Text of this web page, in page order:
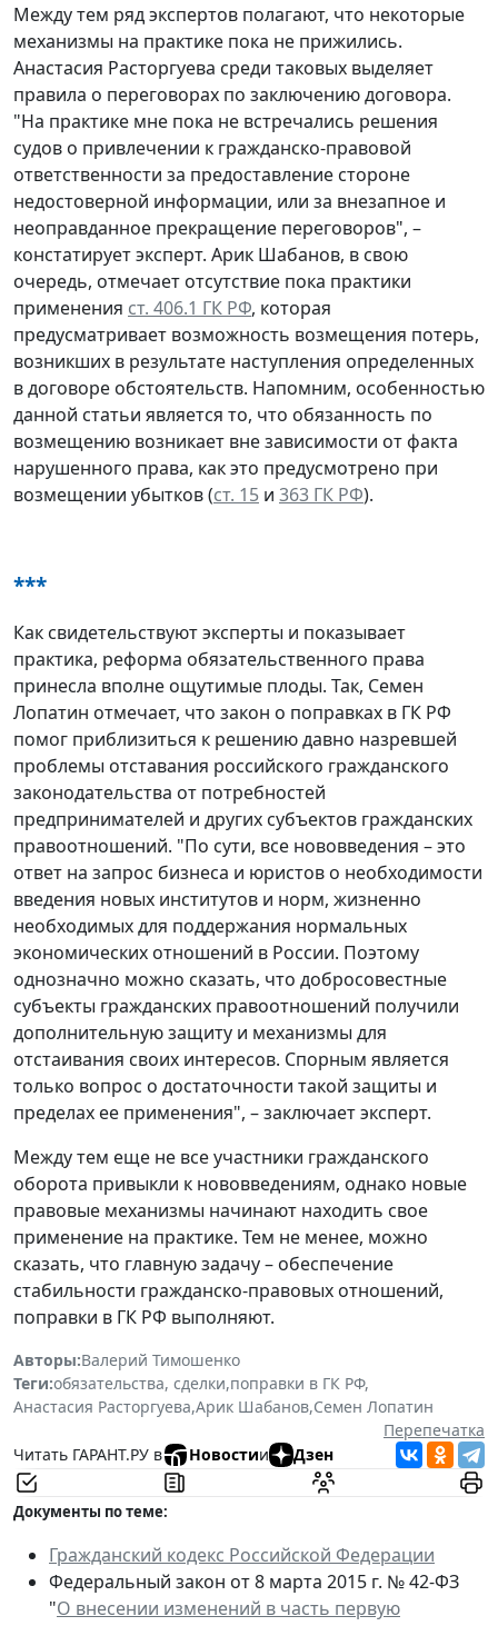
Между тем ряд экспертов полагают, что некоторые
механизмы на практике пока не прижились.
Анастасия Расторгуева среди таковых выделяет
правила о переговорах по заключению договора.
"На практике мне пока не встречались решения
судов о привлечении к гражданско-правовой
ответственности за предоставление стороне
недостоверной информации, или за внезапное и
неоправданное прекращение переговоров", –
констатирует эксперт. Арик Шабанов, в свою
очередь, отмечает отсутствие пока практики
применения ст. 406.1 ГК РФ, которая
предусматривает возможность возмещения потерь,
возникших в результате наступления определенных
в договоре обстоятельств. Напомним, особенностью
данной статьи является то, что обязанность по
возмещению возникает вне зависимости от факта
нарушенного права, как это предусмотрено при
возмещении убытков (ст. 15 и 363 ГК РФ).
***
Как свидетельствуют эксперты и показывает
практика, реформа обязательственного права
принесла вполне ощутимые плоды. Так, Семен
Лопатин отмечает, что закон о поправках в ГК РФ
помог приблизиться к решению давно назревшей
проблемы отставания российского гражданского
законодательства от потребностей
предпринимателей и других субъектов гражданских
правоотношений. "По сути, все нововведения – это
ответ на запрос бизнеса и юристов о необходимости
введения новых институтов и норм, жизненно
необходимых для поддержания нормальных
экономических отношений в России. Поэтому
однозначно можно сказать, что добросовестные
субъекты гражданских правоотношений получили
дополнительную защиту и механизмы для
отстаивания своих интересов. Спорным является
только вопрос о достаточности такой защиты и
пределах ее применения", – заключает эксперт.
Между тем еще не все участники гражданского
оборота привыкли к нововведениям, однако новые
правовые механизмы начинают находить свое
применение на практике. Тем не менее, можно
сказать, что главную задачу – обеспечение
стабильности гражданско-правовых отношений,
поправки в ГК РФ выполняют.
Авторы:Валерий Тимошенко
Теги:обязательства, сделки,поправки в ГК РФ,
Анастасия Расторгуева,Арик Шабанов,Семен Лопатин
Перепечатка
Читать ГАРАНТ.РУ в
Новостии Дзен
Документы по теме:
Гражданский кодекс Российской Федерации
Федеральный закон от 8 марта 2015 г. № 42-ФЗ
"О внесении изменений в часть первую